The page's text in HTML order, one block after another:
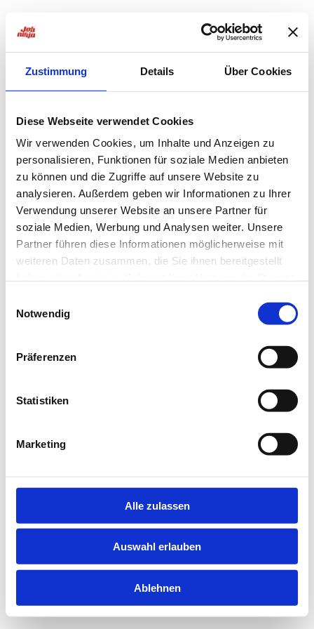
Zustimmung Details Über Cookies
Diese Webseite verwendet Cookies
Wir verwenden Cookies, um Inhalte und Anzeigen zu
personalisieren, Funktionen für soziale Medien anbieten
zu können und die Zugriffe auf unsere Website zu
analysieren. Außerdem geben wir Informationen zu Ihrer
Verwendung unserer Website an unsere Partner für
soziale Medien, Werbung und Analysen weiter. Unsere
Partner führen diese Informationen möglicherweise mit
weiteren Daten zusammen, die Sie ihnen bereitgestellt
Notwendig
Präferenzen
Statistiken
Marketing
Alle zulassen
Auswahl erlauben
Ablehnen
loadingjobninja.com
for more